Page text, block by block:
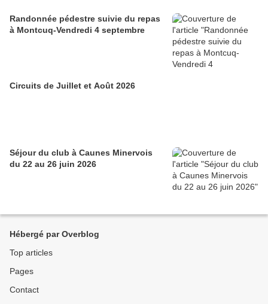
Randonnée pédestre suivie du repas
à Montcuq-Vendredi 4 septembre
Circuits de Juillet et Août 2026
Séjour du club à Caunes Minervois
du 22 au 26 juin 2026
Hébergé par Overblog
Top articles
Pages
Contact